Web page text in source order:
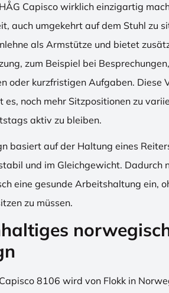
Capisco wirklich einzigartig
auch umgekehrt auf dem Stuhl zu
als Armstütze und bietet
zum Beispiel bei
oder kurzfristigen Aufgaben. Diese
es, noch mehr Sitzpositionen zu
aktiv zu bleiben.
basiert auf der Haltung eines
und im Gleichgewicht. Dadurch
eine gesunde Arbeitshaltung ein,
zu müssen.
8106 wird von Flokk in